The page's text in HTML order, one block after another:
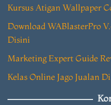
Kursus Atigan Wallpaper
Download WABlasterPro
Disini
Marketing Expert Guide
Kelas Online Jago Jualan